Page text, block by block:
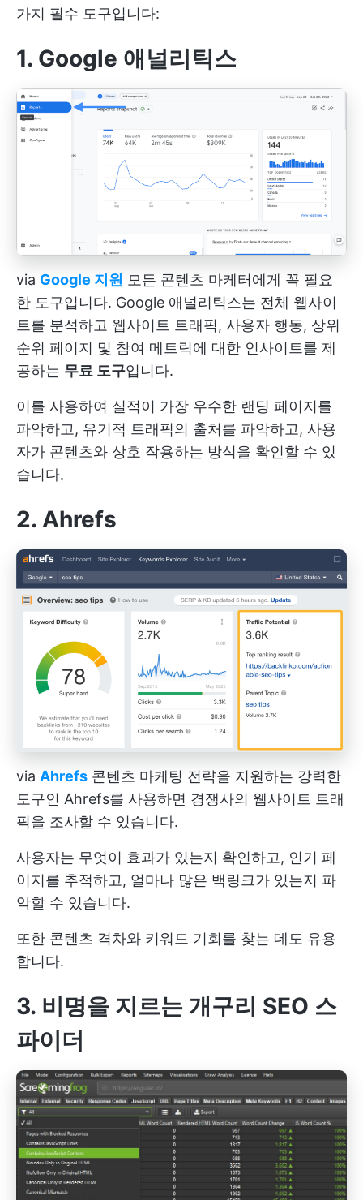
가지 필수 도구입니다:
1. Google 애널리틱스
via Google 지원 모든 콘텐츠 마케터에게 꼭 필요
한 도구입니다. Google 애널리틱스는 전체 웹사이
트를 분석하고 웹사이트 트래픽, 사용자 행동, 상위
순위 페이지 및 참여 메트릭에 대한 인사이트를 제
공하는 무료 도구입니다.
이를 사용하여 실적이 가장 우수한 랜딩 페이지를
파악하고, 유기적 트래픽의 출처를 파악하고, 사용
자가 콘텐츠와 상호 작용하는 방식을 확인할 수 있
습니다.
2. Ahrefs
via Ahrefs 콘텐츠 마케팅 전략을 지원하는 강력한
도구인 Ahrefs를 사용하면 경쟁사의 웹사이트 트래
픽을 조사할 수 있습니다.
사용자는 무엇이 효과가 있는지 확인하고, 인기 페
이지를 추적하고, 얼마나 많은 백링크가 있는지 파
악할 수 있습니다.
또한 콘텐츠 격차와 키워드 기회를 찾는 데도 유용
합니다.
3. 비명을 지르는 개구리 SEO 스
파이더